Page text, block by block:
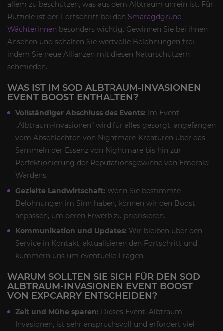
allem zu beschützen, was aus dem Albtraum unrein ist. Für
Rufziele ist der Fortschritt bei den Smaragdgrüne
Wächterinnen besonders wichtig. Gewinnen Sie bei ihnen
Ansehen und schalten Sie wertvolle Belohnungen frei,
indem Sie neue Allianzen mit diesen Naturschützern
schmieden.
WAS IST IM SOD ALBTRAUM-INVASIONEN
EVENT BOOST ENTHALTEN?
Vollständiger Abschluss des Events: Im Event
„Albtraum-Invasionen“ wird für alles gesorgt, angefangen
vom Abschlachten von Nightmare-Kreaturen über das
Sammeln der Essenz von Nightmare bis hin zur
Perfektionierung der Reputationsgewinne von Emerald
Wardens.
Gezielte Landwirtschaft: Wenn Sie bestimmte
Belohnungen im Sinn haben, können wir den Boost
anpassen, um deren Erwerb zu priorisieren.
Kommunikation und Updates: Wir bleiben über den
Service in Kontakt, aktualisieren den Fortschritt und
kümmern uns um eventuelle Fragen.
WARUM SOLLTEN SIE SICH FÜR DEN SOD
ALBTRAUM-INVASIONEN EVENT BOOST
VON EXPCARRY ENTSCHEIDEN?
Zeit und Mühe sparen: Dieses Event, Albtraum-
Invasionen, ist sehr anspruchsvoll und erfordert viel